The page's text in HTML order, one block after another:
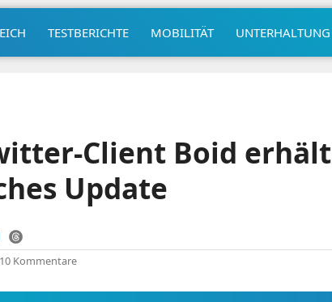
TESTBERICHTE MOBILITÄT UNTERHALTUNG
Client Boid erhält
Update
10 Kommentare